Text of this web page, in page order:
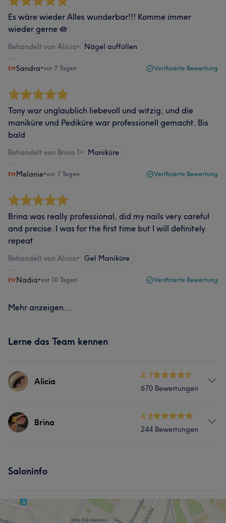
Es wäre wieder Alles wunderbar!!! Komme immer
wieder gerne 🪷
Behandelt von Alicia• Nägel auffüllen
Sandra•vor 7 Tagen Verifizierte Bewertung
Tony war unglaublich liebevoll und witzig, und die
maniküre und Pediküre war professionell gemacht. Bis
bald
Behandelt von Brina 1 • Maniküre
Melanie•vor 7 Tagen Verifizierte Bewertung
Brina was really professional, did my nails very careful
and precise. I was for the first time but I will definitely
repeat
Behandelt von Alicia• Gel Maniküre
Nadia•vor 10 Tagen Verifizierte Bewertung
Mehr anzeigen...
Lerne das Team kennen
Alicia
4.7
670 Bewertungen
Info
⭐️⭐️⭐️⭐️⭐️🫶
Portfolio
Brina
4.8
244 Bewertungen
Portfolio
Saloninfo